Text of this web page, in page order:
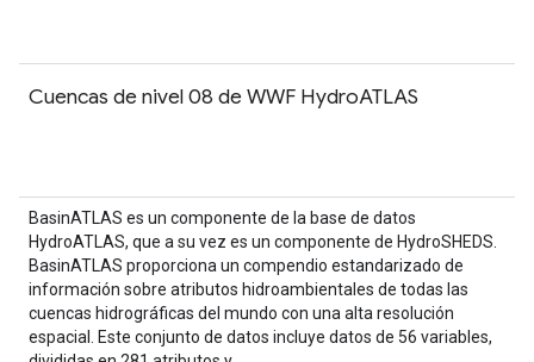
Cuencas de nivel 08 de WWF HydroATLAS
BasinATLAS es un componente de la base de datos
HydroATLAS, que a su vez es un componente de HydroSHEDS.
BasinATLAS proporciona un compendio estandarizado de
información sobre atributos hidroambientales de todas las
cuencas hidrográficas del mundo con una alta resolución
espacial. Este conjunto de datos incluye datos de 56 variables,